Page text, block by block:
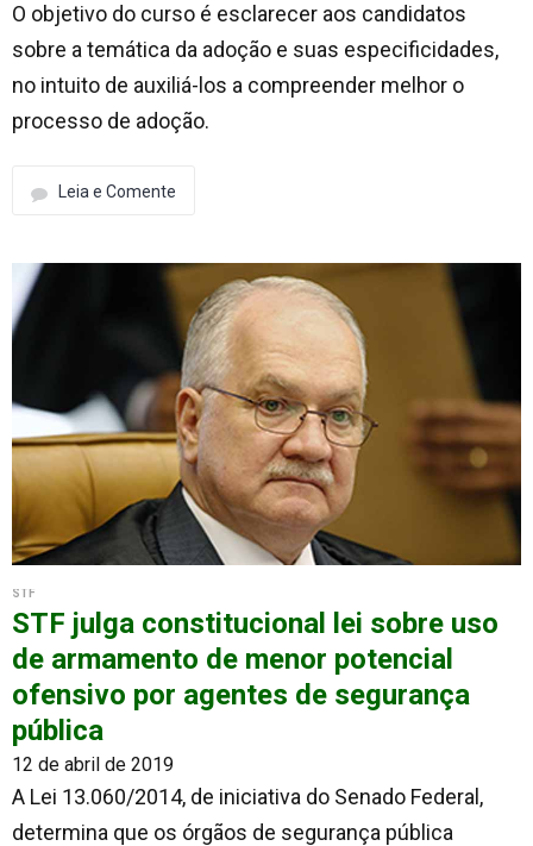
O objetivo do curso é esclarecer aos candidatos
sobre a temática da adoção e suas especificidades,
no intuito de auxiliá-los a compreender melhor o
processo de adoção.
Leia e Comente
STF
STF julga constitucional lei sobre uso
de armamento de menor potencial
ofensivo por agentes de segurança
pública
12 de abril de 2019
A Lei 13.060/2014, de iniciativa do Senado Federal,
determina que os órgãos de segurança pública